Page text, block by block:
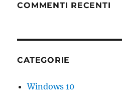
COMMENTI RECENTI
CATEGORIE
Windows 10